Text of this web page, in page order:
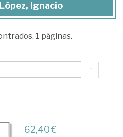
Ignacio
1 páginas.
↑
62,40 €